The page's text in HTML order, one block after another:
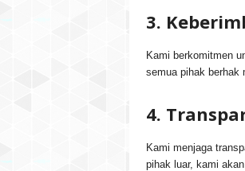
3.
Kami berkomitmen
semua pihak berhak
4.
Kami menjaga
pihak luar, kami